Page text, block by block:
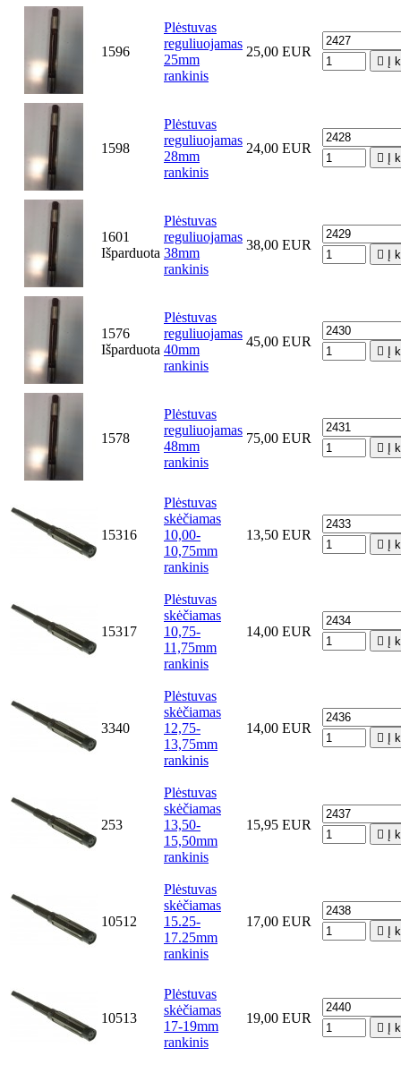
1596
Plėstuvas
reguliuojamas
25mm
rankinis
25,00 EUR
 Į
1598
Plėstuvas
reguliuojamas
28mm
rankinis
24,00 EUR
 Į
1601
Išparduota
Plėstuvas
reguliuojamas
38mm
rankinis
38,00 EUR
 Į
1576
Išparduota
Plėstuvas
reguliuojamas
40mm
rankinis
45,00 EUR
 Į
1578
Plėstuvas
reguliuojamas
48mm
rankinis
75,00 EUR
 Į
15316
Plėstuvas
skėčiamas
10,00-
10,75mm
rankinis
13,50 EUR
 Į
15317
Plėstuvas
skėčiamas
10,75-
11,75mm
rankinis
14,00 EUR
 Į
3340
Plėstuvas
skėčiamas
12,75-
13,75mm
rankinis
14,00 EUR
 Į
253
Plėstuvas
skėčiamas
13,50-
15,50mm
rankinis
15,95 EUR
 Į
10512
Plėstuvas
skėčiamas
15.25-
17.25mm
rankinis
17,00 EUR
 Į
10513
Plėstuvas
skėčiamas
17-19mm
rankinis
19,00 EUR
 Į